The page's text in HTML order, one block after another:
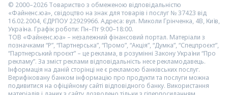
© 2000–2026 Товариство з обмеженою відповідальністю
«Файненс.юа», свідоцтво на знак для товарів і послуг № 37423 від
16.02.2004, ЄДРПОУ 22929966. Адреса: вул. Миколи Грінченка, 4В, Київ,
Україна. Графік роботи: Пн–Пт 9:00–18:00.
ТОВ «Файненс.юа» – незалежний фінансовий портал. Матеріали з
позначками “Р”, “Партнерська”, “Промо”, “Акція”, “Думка”, “Спецпроєкт”,
“Партнерський проєкт” – це реклама, в розумінні Закону України “Про
рекламу”. За зміст реклами відповідальність несе рекламодавець.
Інформація на даній сторінці не є рекламою банківських послуг.
Верифіковану банком інформацію про продукти та послуги можна
подивитися на офіційному сайті відповідного банку. Використання